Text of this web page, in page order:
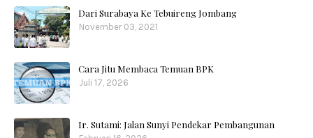
Dari Surabaya Ke Tebuireng Jombang
November 03, 2021
Cara Jitu Membaca Temuan BPK
Juli 17, 2026
Ir. Sutami: Jalan Sunyi Pendekar Pembangunan